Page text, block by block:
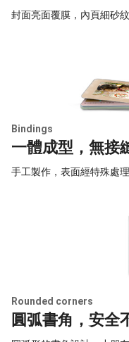
封面亮面覆膜，內頁細砂
Bindings
一體成型，無接
手工製作，表面經特殊處理
Rounded corners
圓弧書角，安全